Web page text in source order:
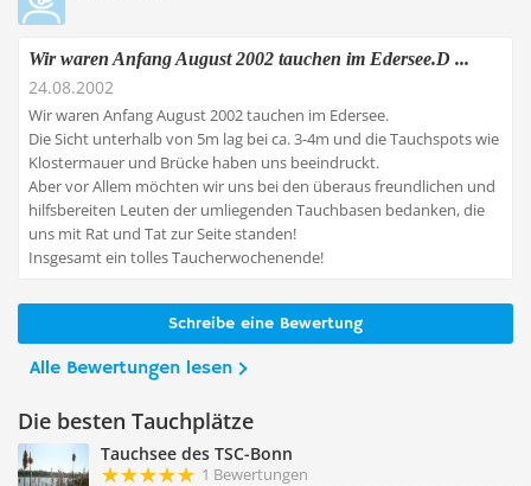
Wir waren Anfang August 2002 tauchen im Edersee.D ...
24.08.2002
Wir waren Anfang August 2002 tauchen im Edersee.
Die Sicht unterhalb von 5m lag bei ca. 3-4m und die Tauchspots wie
Klostermauer und Brücke haben uns beeindruckt.
Aber vor Allem möchten wir uns bei den überaus freundlichen und
hilfsbereiten Leuten der umliegenden Tauchbasen bedanken, die
uns mit Rat und Tat zur Seite standen!
Insgesamt ein tolles Taucherwochenende!
Schreibe eine Bewertung
Alle Bewertungen lesen
Die besten Tauchplätze
Tauchsee des TSC-Bonn
1 Bewertungen